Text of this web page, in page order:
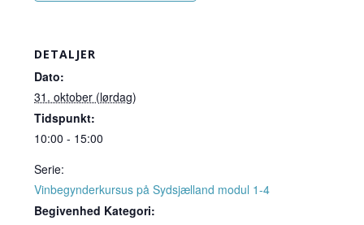
DETALJER
Dato:
31. oktober (lørdag)
Tidspunkt:
10:00 - 15:00
Serie:
Vinbegynderkursus på Sydsjælland modul 1-4
Begivenhed Kategori: